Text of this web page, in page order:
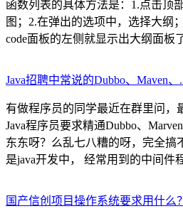
函数列表的具体方法是：1.点击顶
图；2.在弹出的选项中，选择大纲
code面板的左侧就显示出大纲面板
Java招聘中常说的Dubbo、Maven、
有做程序员的同学最近在群里问，
Java程序员要求精通Dubbo、
东东呀？么乱七八糟的呀，完全搞
是java开发中， 经常用到的中间件
国产信创项目操作系统要求用什么